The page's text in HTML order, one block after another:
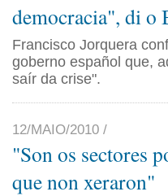
democracia", di o
Francisco Jorquera
goberno español que,
saír da crise".
12/MAIO/2010 /
"Son os sectores
que non xeraron"